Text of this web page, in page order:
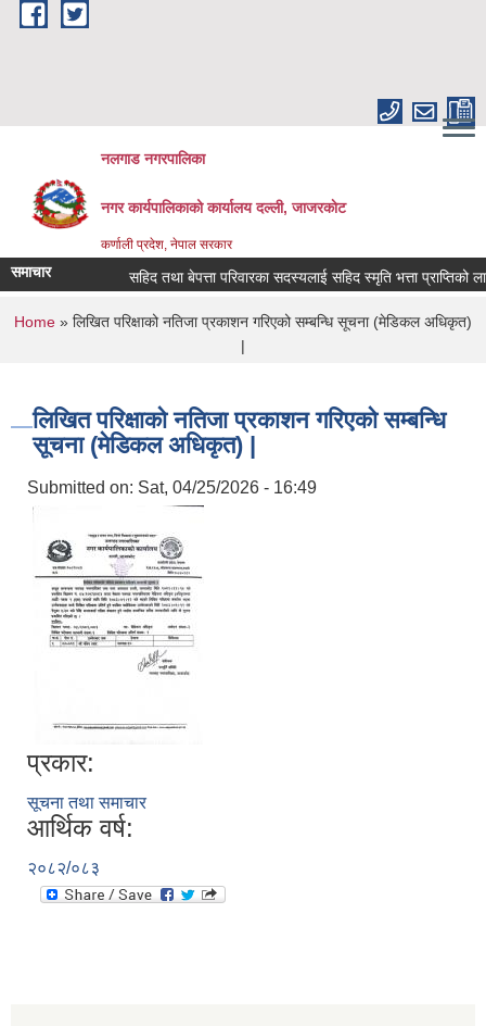
Skip to main content
नलगाड नगरपालिका
नगर कार्यपालिकाको कार्यालय दल्ली, जाजरकाेट
कर्णाली प्रदेश, नेपाल सरकार
समाचार सहिद तथा बेपत्ता परिवारका सदस्यलाई सहिद स्मृति भत्ता प्राप्तिको लागि
You are here
Home » लिखित परिक्षाको नतिजा प्रकाशन गरिएको सम्बन्धि सूचना (मेडिकल अधिकृत)
|
लिखित परिक्षाको नतिजा प्रकाशन गरिएको सम्बन्धि
सूचना (मेडिकल अधिकृत) |
Submitted on: Sat, 04/25/2026 - 16:49
प्रकार:
सूचना तथा समाचार
आर्थिक वर्ष:
२०८२/०८३